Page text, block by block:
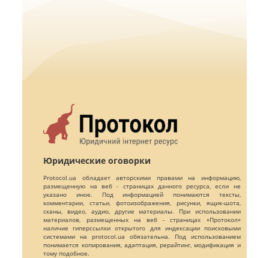
Юридические оговорки
Protocol.ua обладает авторскими правами на информацию,
размещенную на веб - страницах данного ресурса, если не
указано иное. Под информацией понимаются тексты,
комментарии, статьи, фотоизображения, рисунки, ящик-шота,
сканы, видео, аудио, другие материалы. При использовании
материалов, размещенных на веб - страницах «Протокол»
наличие гиперссылки открытого для индексации поисковыми
системами на protocol.ua обязательна. Под использованием
понимается копирования, адаптация, рерайтинг, модификация и
тому подобное.